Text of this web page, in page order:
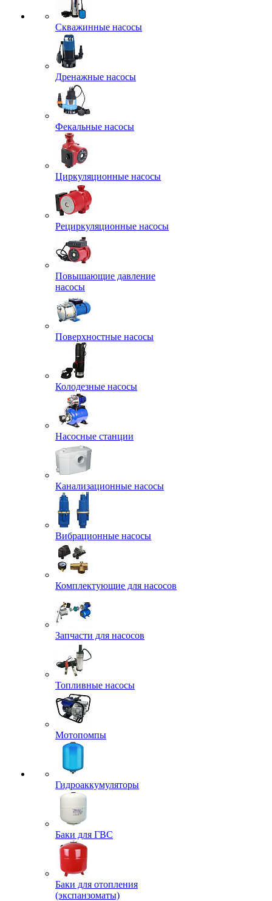
Скважинные насосы
Дренажные насосы
Фекальные насосы
Циркуляционные насосы
Рециркуляционные насосы
Повышающие давление
насосы
Поверхностные насосы
Колодезные насосы
Насосные станции
Канализационные насосы
Вибрационные насосы
Комплектующие для насосов
Запчасти для насосов
Топливные насосы
Мотопомпы
Гидроаккумуляторы
Баки для ГВС
Баки для отопления
(экспанзоматы)